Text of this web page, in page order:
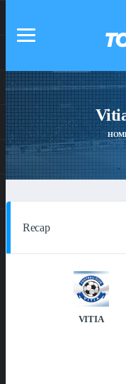
Recap
VITIA